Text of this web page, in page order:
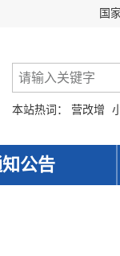
国
本站热词： 营改增
公告